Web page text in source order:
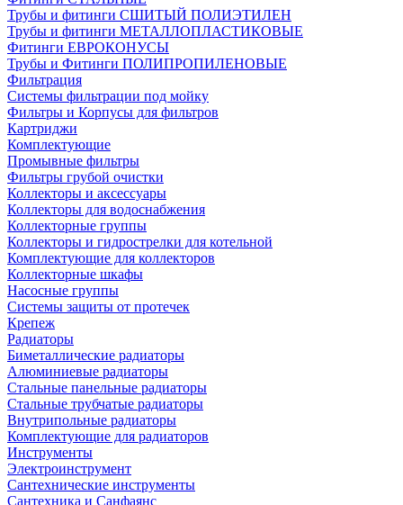
Трубы и фитинги СШИТЫЙ ПОЛИЭТИЛЕН
Трубы и фитинги МЕТАЛЛОПЛАСТИКОВЫЕ
Фитинги ЕВРОКОНУСЫ
Трубы и Фитинги ПОЛИПРОПИЛЕНОВЫЕ
Фильтрация
Системы фильтрации под мойку
Фильтры и Корпусы для фильтров
Картриджи
Комплектующие
Промывные фильтры
Фильтры грубой очистки
Коллекторы и аксессуары
Коллекторы для водоснабжения
Коллекторные группы
Коллекторы и гидрострелки для котельной
Комплектующие для коллекторов
Коллекторные шкафы
Насосные группы
Системы защиты от протечек
Крепеж
Радиаторы
Биметаллические радиаторы
Алюминиевые радиаторы
Стальные панельные радиаторы
Стальные трубчатые радиаторы
Внутрипольные радиаторы
Комплектующие для радиаторов
Инструменты
Электроинструмент
Сантехнические инструменты
Сантехника и Санфаянс